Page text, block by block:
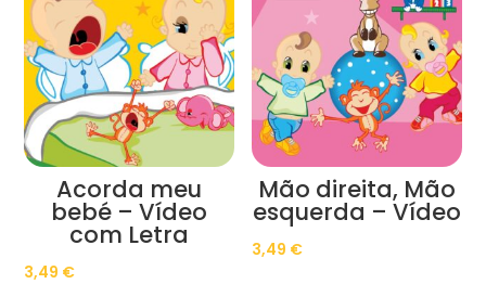
Acorda meu
bebé – Vídeo
com Letra
3,49 €
Mão direita, Mão
esquerda – Vídeo
3,49 €